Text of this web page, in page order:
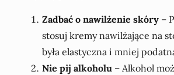
Zadbać o nawilżenie skóry –
stosuj kremy nawilżające na
była elastyczna i mniej
Nie pij alkoholu – Alkohol